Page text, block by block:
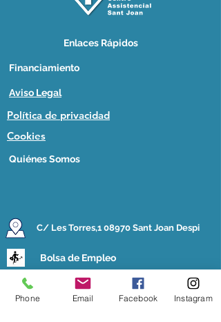
Enlaces Rápidos
Financiamiento
Aviso Legal
Política de privacidad
Cookies
Quiénes Somos
C/ Les Torres,1 08970 Sant Joan Despi
Bolsa de Empleo
Phone Email Facebook Instagram